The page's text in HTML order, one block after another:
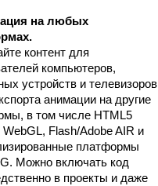
на любых
контент для
компьютеров,
устройств и телевизоров
анимации на другие
в том числе HTML5
Flash/Adobe AIR и
платформы
Можно включать код
в проекты и даже